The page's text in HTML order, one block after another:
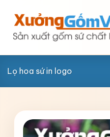
content
Lọ hoa sứ in logo